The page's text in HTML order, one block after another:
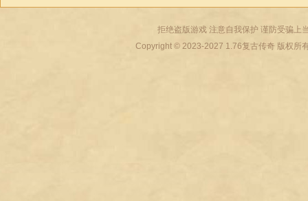
拒绝盗版游戏 注意自我保护 谨防受骗上
Copyright © 2023-2027 1.76复古传奇版权所